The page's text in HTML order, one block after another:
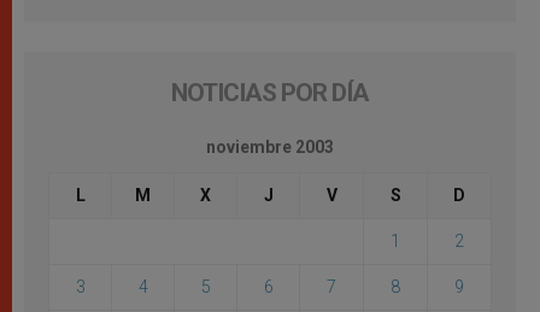
NOTICIAS POR DÍA
noviembre 2003
L M X J V S D
1 2
3 4 5 6 7 8 9